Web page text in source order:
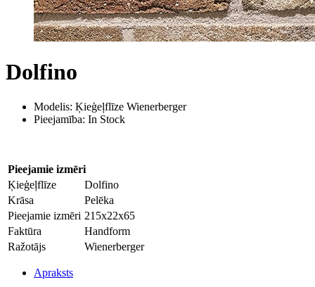
Dolfino
Modelis: Ķieģeļflīze Wienerberger
Pieejamība: In Stock
Pieejamie izmēri
Ķieģeļflīze
Dolfino
Krāsa
Pelēka
Pieejamie izmēri 215x22x65
Faktūra
Handform
Ražotājs
Wienerberger
Apraksts